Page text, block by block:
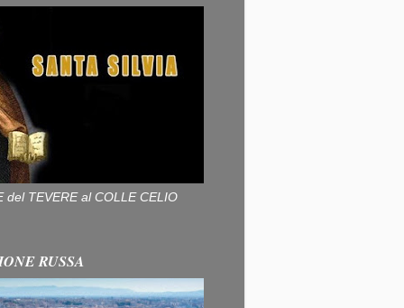
del TEVERE al COLLE CELIO
RUSSA